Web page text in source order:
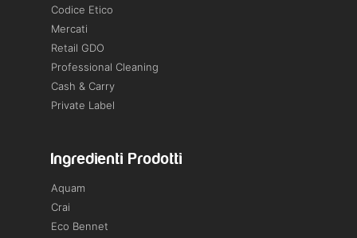
Codice Etico
Mercati
Retail GDO
Professional Cleaning
Cash & Carry
Private Label
Ingredienti Prodotti
Aquam
Crai
Eco Bennet